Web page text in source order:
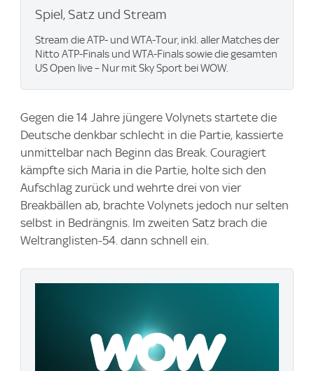
Spiel, Satz und Stream
Stream die ATP- und WTA-Tour, inkl. aller Matches der
Nitto ATP-Finals und WTA-Finals sowie die gesamten
US Open live – Nur mit Sky Sport bei WOW.
Gegen die 14 Jahre jüngere Volynets startete die
Deutsche denkbar schlecht in die Partie, kassierte
unmittelbar nach Beginn das Break. Couragiert
kämpfte sich Maria in die Partie, holte sich den
Aufschlag zurück und wehrte drei von vier
Breakbällen ab, brachte Volynets jedoch nur selten
selbst in Bedrängnis. Im zweiten Satz brach die
Weltranglisten-54. dann schnell ein.